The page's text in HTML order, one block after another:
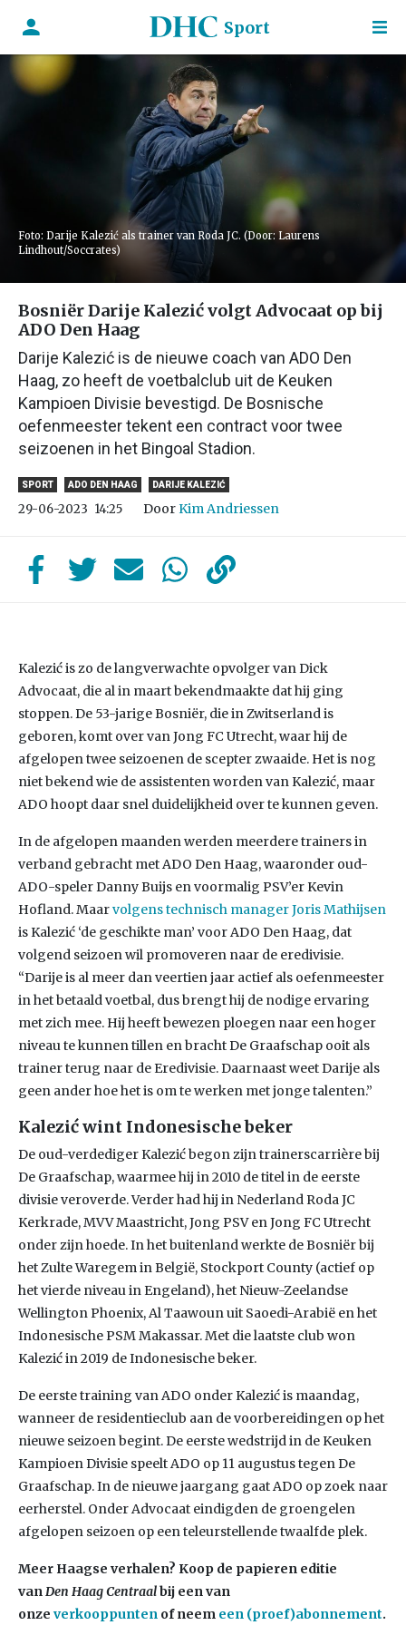
Sport
Foto: Darije Kalezić als trainer van Roda JC. (Door: Laurens
Lindhout/Soccrates)
Bosniër Darije Kalezić volgt Advocaat op bij
ADO Den Haag
Darije Kalezić is de nieuwe coach van ADO Den
Haag, zo heeft de voetbalclub uit de Keuken
Kampioen Divisie bevestigd. De Bosnische
oefenmeester tekent een contract voor twee
seizoenen in het Bingoal Stadion.
SPORT ADO DEN HAAG DARIJE KALEZIĆ
29-06-2023 14:25 DoorKim Andriessen
Kalezić is zo de langverwachte opvolger van Dick
Advocaat, die al in maart bekendmaakte dat hij ging
stoppen. De 53-jarige Bosniër, die in Zwitserland is
geboren, komt over van Jong FC Utrecht, waar hij de
afgelopen twee seizoenen de scepter zwaaide. Het is nog
niet bekend wie de assistenten worden van Kalezić, maar
ADO hoopt daar snel duidelijkheid over te kunnen geven.
In de afgelopen maanden werden meerdere trainers in
verband gebracht met ADO Den Haag, waaronder oud-
ADO-speler Danny Buijs en voormalig PSV’er Kevin
Hofland. Maarvolgens technisch manager Joris Mathijsen
is Kalezić ‘de geschikte man’ voor ADO Den Haag, dat
volgend seizoen wil promoveren naar de eredivisie.
“Darije is al meer dan veertien jaar actief als oefenmeester
in het betaald voetbal, dus brengt hij de nodige ervaring
met zich mee. Hij heeft bewezen ploegen naar een hoger
niveau te kunnen tillen en bracht De Graafschap ooit als
trainer terug naar de Eredivisie. Daarnaast weet Darije als
geen ander hoe het is om te werken met jonge talenten.”
Kalezić wint Indonesische beker
De oud-verdediger Kalezić begon zijn trainerscarrière bij
De Graafschap, waarmee hij in 2010 de titel in de eerste
divisie veroverde. Verder had hij in Nederland Roda JC
Kerkrade, MVV Maastricht, Jong PSV en Jong FC Utrecht
onder zijn hoede. In het buitenland werkte de Bosniër bij
het Zulte Waregem in België, Stockport County (actief op
het vierde niveau in Engeland), het Nieuw-Zeelandse
Wellington Phoenix, Al Taawoun uit Saoedi-Arabië en het
Indonesische PSM Makassar. Met die laatste club won
Kalezić in 2019 de Indonesische beker.
De eerste training van ADO onder Kalezić is maandag,
wanneer de residentieclub aan de voorbereidingen op het
nieuwe seizoen begint. De eerste wedstrijd in de Keuken
Kampioen Divisie speelt ADO op 11 augustus tegen De
Graafschap. In de nieuwe jaargang gaat ADO op zoek naar
eerherstel. Onder Advocaat eindigden de groengelen
afgelopen seizoen op een teleurstellende twaalfde plek.
Meer Haagse verhalen? Koop de papieren editie
vanDen Haag Centraalbij een van
onze verkooppunten of neem een (proef)abonnement.